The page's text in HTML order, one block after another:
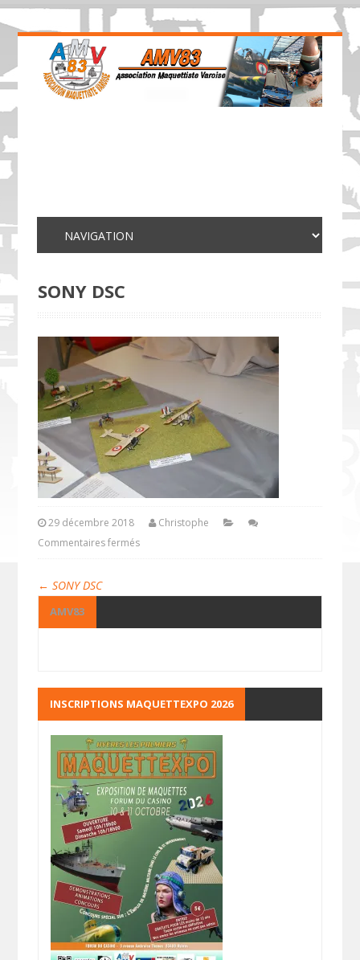
SONY DSC
29 décembre 2018
Christophe
Commentaires fermés
← SONY DSC
AMV83
INSCRIPTIONS MAQUETTEXPO 2026